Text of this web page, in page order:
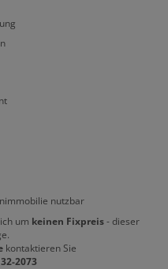
nutzbar
um keinen Fixpreis- dieser
kontaktieren Sie
2073